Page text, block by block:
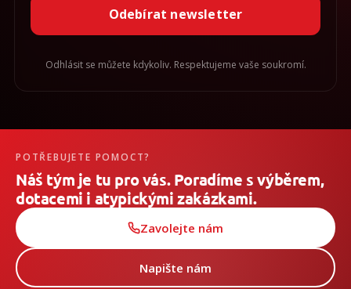
Odebírat newsletter
Odhlásit se můžete kdykoliv. Respektujeme vaše soukromí.
POTŘEBUJETE POMOCT?
Náš tým je tu pro vás. Poradíme s výběrem,
dotacemi i atypickými zakázkami.
Zavolejte nám
Napište nám